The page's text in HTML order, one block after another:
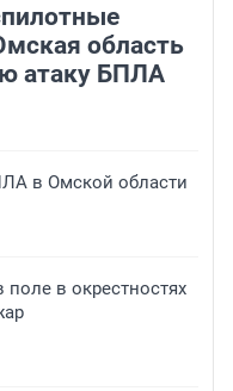
область
атаку БПЛА
в Омской области
в окрестностях